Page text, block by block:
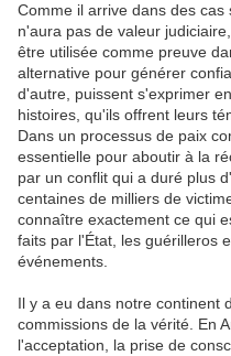
Comme il arrive dans des
n'aura pas de valeur
être utilisée comme preuve
alternative pour générer
d'autre, puissent s'exprimer
histoires, qu'ils offrent leurs
Dans un processus de paix
essentielle pour aboutir à la
par un conflit qui a duré plus
centaines de milliers de
connaître exactement ce qui
faits par l'État, les guérilleros
événements.
Il y a eu dans notre continent
commissions de la vérité. En
l'acceptation, la prise de